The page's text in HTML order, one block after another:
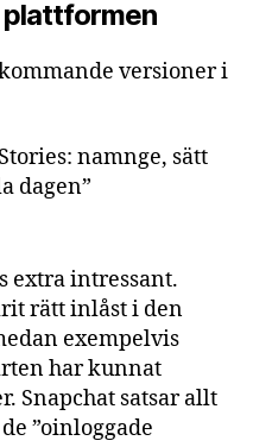
versioner i
namnge, sätt
dagen”
extra intressant.
rätt inlåst i den
exempelvis
har kunnat
Snapchat satsar allt
”oinloggade